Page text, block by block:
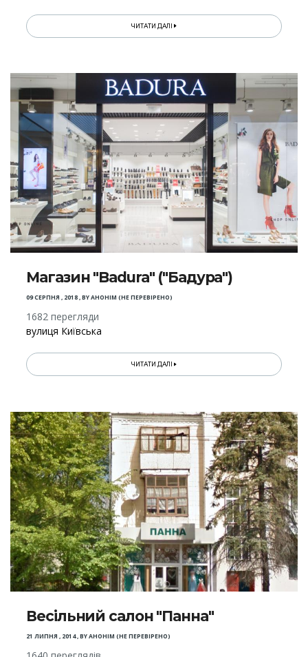
ЧИТАТИ ДАЛІ
Магазин "Badura" ("Бадура")
09 СЕРПНЯ , 2018,BYАНОНІМ (НЕ ПЕРЕВІРЕНО)
1682 перегляди
вулиця Київська
ЧИТАТИ ДАЛІ
Весільний салон "Панна"
21 ЛИПНЯ , 2014,BYАНОНІМ (НЕ ПЕРЕВІРЕНО)